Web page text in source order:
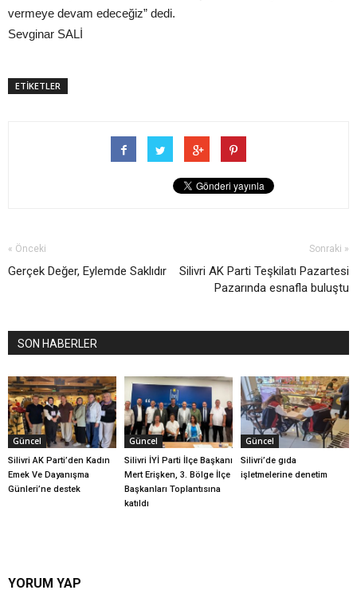
vermeye devam edeceğiz” dedi.
Sevginar SALİ
ETİKETLER
« Önceki
Gerçek Değer, Eylemde Saklıdır
Sonraki »
Silivri AK Parti Teşkilatı Pazartesi
Pazarında esnafla buluştu
SON HABERLER
Güncel
Silivri AK Parti’den Kadın
Emek Ve Dayanışma
Günleri’ne destek
Güncel
Silivri İYİ Parti İlçe Başkanı
Mert Erişken, 3. Bölge İlçe
Başkanları Toplantısına
katıldı
Güncel
Silivri’de gıda
işletmelerine denetim
YORUM YAP